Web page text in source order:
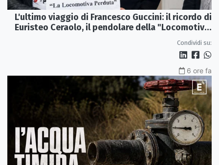
L'ultimo viaggio di Francesco Guccini: il ricordo di
Euristeo Ceraolo, il pendolare della "Locomotiva
Condividi su:
6 ore fa